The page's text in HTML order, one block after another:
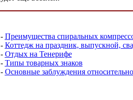
- Преимущества спиральных
Коттедж на праздник, выпускной,
Отдых на Тенерифе
Типы товарных знаков
Основные заблуждения